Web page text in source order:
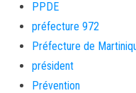
PPDE
préfecture 972
Préfecture de
président
Prévention